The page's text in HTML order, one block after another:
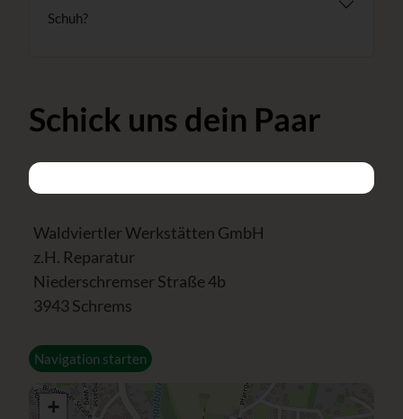
Schuh?
Schick uns dein Paar
Waldviertler Werkstätten GmbH
z.H. Reparatur
Niederschremser Straße 4b
3943 Schrems
Navigation starten
+